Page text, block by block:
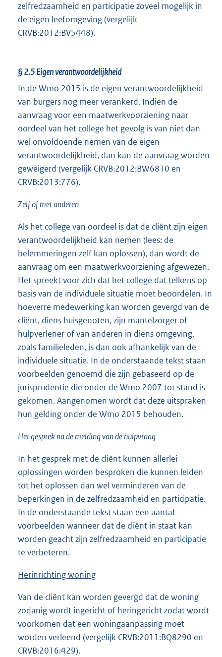
zelfredzaamheid en participatie zoveel mogelijk in
de eigen leefomgeving (vergelijk
CRVB:2012:BV5448).
§ 2.5Eigen verantwoordelijkheid
In de Wmo 2015 is de eigen verantwoordelijkheid
van burgers nog meer verankerd. Indien de
aanvraag voor een maatwerkvoorziening naar
oordeel van het college het gevolg is van niet dan
wel onvoldoende nemen van de eigen
verantwoordelijkheid, dan kan de aanvraag worden
geweigerd (vergelijk CRVB:2012:BW6810 en
CRVB:2013:776).
Zelf of met anderen
Als het college van oordeel is dat de cliënt zijn eigen
verantwoordelijkheid kan nemen (lees: de
belemmeringen zelf kan oplossen), dan wordt de
aanvraag om een maatwerkvoorziening afgewezen.
Het spreekt voor zich dat het college dat telkens op
basis van de individuele situatie moet beoordelen. In
hoeverre medewerking kan worden gevergd van de
cliënt, diens huisgenoten, zijn mantelzorger of
hulpverlener of van anderen in diens omgeving,
zoals familieleden, is dan ook afhankelijk van de
individuele situatie. In de onderstaande tekst staan
voorbeelden genoemd die zijn gebaseerd op de
jurisprudentie die onder de Wmo 2007 tot stand is
gekomen. Aangenomen wordt dat deze uitspraken
hun gelding onder de Wmo 2015 behouden.
Het gesprek na de melding van de hulpvraag
In het gesprek met de cliënt kunnen allerlei
oplossingen worden besproken die kunnen leiden
tot het oplossen dan wel verminderen van de
beperkingen in de zelfredzaamheid en participatie.
In de onderstaande tekst staan een aantal
voorbeelden wanneer dat de cliënt in staat kan
worden geacht zijn zelfredzaamheid en participatie
te verbeteren.
Herinrichting woning
Van de cliënt kan worden gevergd dat de woning
zodanig wordt ingericht of heringericht zodat wordt
voorkomen dat een woningaanpassing moet
worden verleend (vergelijk CRVB:2011:BQ8290 en
CRVB:2016:429).